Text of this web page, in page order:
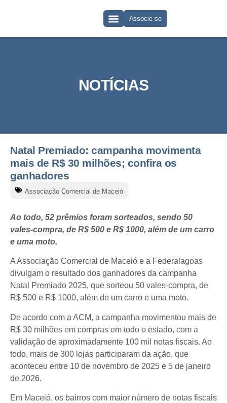
Associe-se
NOTÍCIAS
Natal Premiado: campanha movimenta
mais de R$ 30 milhões; confira os
ganhadores
Associação Comercial de Maceió
Ao todo, 52 prêmios foram sorteados, sendo 50
vales-compra, de R$ 500 e R$ 1000, além de um carro
e uma moto.
A Associação Comercial de Maceió e a Federalagoas
divulgam o resultado dos ganhadores da campanha
Natal Premiado 2025, que sorteou 50 vales-compra, de
R$ 500 e R$ 1000, além de um carro e uma moto.
De acordo com a ACM, a campanha movimentou mais de
R$ 30 milhões em compras em todo o estado, com a
validação de aproximadamente 100 mil notas fiscais. Ao
todo, mais de 300 lojas participaram da ação, que
aconteceu entre 10 de novembro de 2025 e 5 de janeiro
de 2026.
Em Maceió, os bairros com maior número de notas fiscais